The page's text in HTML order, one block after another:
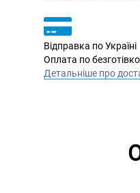
Відправка по Україні
Оплата по
Детальніше про